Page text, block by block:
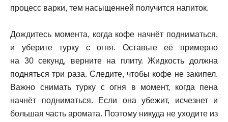
процесс варки, тем насыщенней получится напиток.
Дождитесь момента, когда кофе начнёт подниматься,
и уберите турку с огня. Оставьте её примерно
на 30 секунд, верните на плиту. Жидкость должна
подняться три раза. Следите, чтобы кофе не закипел.
Важно снимать турку с огня в момент, когда пена
начнёт подниматься. Если она убежит, исчезнет и
большая часть аромата. Поэтому никуда не уходите из